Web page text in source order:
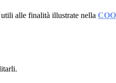
alle finalità illustrate nella